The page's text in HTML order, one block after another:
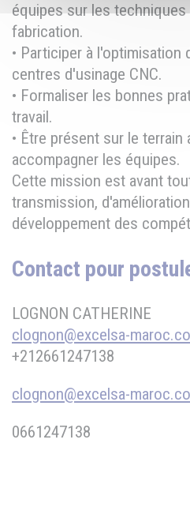
équipes sur les
fabrication.
• Participer à l'optimisation
centres d'usinage CNC.
• Formaliser les bonnes
travail.
• Être présent sur le
accompagner les équipes.
Cette mission est avant
transmission,
développement des
Contact pour
LOGNON CATHERINE
clognon@excelsa-
+212661247138
clognon@excelsa-
0661247138